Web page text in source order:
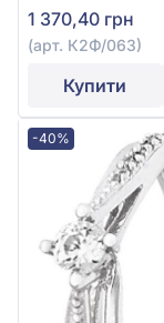
1 370,40 грн
(арт. К2Ф/063)
Купити
-40%